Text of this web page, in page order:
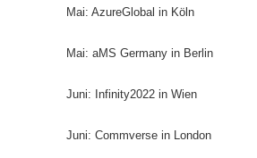
Mai: AzureGlobal in Köln
Mai: aMS Germany in Berlin
Juni: Infinity2022 in Wien
Juni: Commverse in London